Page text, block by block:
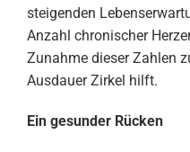
steigenden
Anzahl chronischer
Zunahme dieser Zahlen
Ausdauer Zirkel hilft.
Ein gesunder Rücken